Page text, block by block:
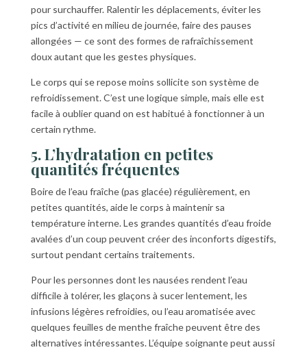
pour surchauffer. Ralentir les déplacements, éviter les
pics d’activité en milieu de journée, faire des pauses
allongées — ce sont des formes de rafraîchissement
doux autant que les gestes physiques.
Le corps qui se repose moins sollicite son système de
refroidissement. C’est une logique simple, mais elle est
facile à oublier quand on est habitué à fonctionner à un
certain rythme.
5. L’hydratation en petites
quantités fréquentes
Boire de l’eau fraîche (pas glacée) régulièrement, en
petites quantités, aide le corps à maintenir sa
température interne. Les grandes quantités d’eau froide
avalées d’un coup peuvent créer des inconforts digestifs,
surtout pendant certains traitements.
Pour les personnes dont les nausées rendent l’eau
difficile à tolérer, les glaçons à sucer lentement, les
infusions légères refroidies, ou l’eau aromatisée avec
quelques feuilles de menthe fraîche peuvent être des
alternatives intéressantes. L’équipe soignante peut aussi